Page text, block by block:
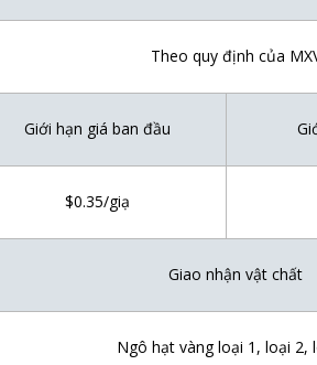
Theo quy định của
Giới hạn giá ban đầu Gi
$0.35/giạ
Giao nhận vật chất
Ngô hạt vàng loại 1, loại 2,